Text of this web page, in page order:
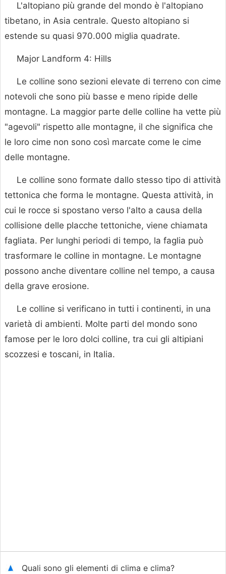
L'altopiano più grande del mondo è l'altopiano
tibetano, in Asia centrale. Questo altopiano si
estende su quasi 970.000 miglia quadrate.
Major Landform 4: Hills
Le colline sono sezioni elevate di terreno con cime
notevoli che sono più basse e meno ripide delle
montagne. La maggior parte delle colline ha vette più
"agevoli" rispetto alle montagne, il che significa che
le loro cime non sono così marcate come le cime
delle montagne.
Le colline sono formate dallo stesso tipo di attività
tettonica che forma le montagne. Questa attività, in
cui le rocce si spostano verso l'alto a causa della
collisione delle placche tettoniche, viene chiamata
fagliata. Per lunghi periodi di tempo, la faglia può
trasformare le colline in montagne. Le montagne
possono anche diventare colline nel tempo, a causa
della grave erosione.
Le colline si verificano in tutti i continenti, in una
varietà di ambienti. Molte parti del mondo sono
famose per le loro dolci colline, tra cui gli altipiani
scozzesi e toscani, in Italia.
Quali sono gli elementi di clima e clima?